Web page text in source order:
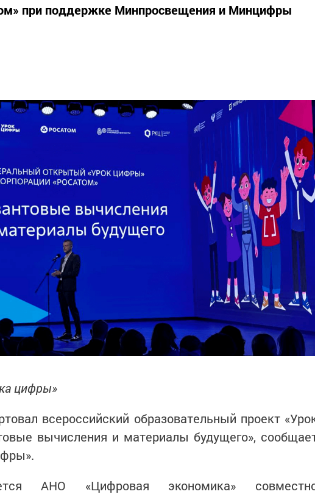
при поддержке Минпросвещения и Минцифры
цифры»
всероссийский образовательный проект
вычисления и материалы будущего»,
АНО «Цифровая экономика»